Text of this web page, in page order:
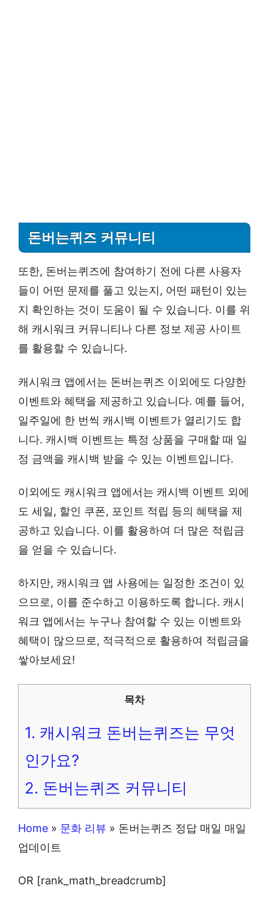
돈버는퀴즈 커뮤니티
또한, 돈버는퀴즈에 참여하기 전에 다른 사용자
들이 어떤 문제를 풀고 있는지, 어떤 패턴이 있는
지 확인하는 것이 도움이 될 수 있습니다. 이를 위
해 캐시워크 커뮤니티나 다른 정보 제공 사이트
를 활용할 수 있습니다.
캐시워크 앱에서는 돈버는퀴즈 이외에도 다양한
이벤트와 혜택을 제공하고 있습니다. 예를 들어,
일주일에 한 번씩 캐시백 이벤트가 열리기도 합
니다. 캐시백 이벤트는 특정 상품을 구매할 때 일
정 금액을 캐시백 받을 수 있는 이벤트입니다.
이외에도 캐시워크 앱에서는 캐시백 이벤트 외에
도 세일, 할인 쿠폰, 포인트 적립 등의 혜택을 제
공하고 있습니다. 이를 활용하여 더 많은 적립금
을 얻을 수 있습니다.
하지만, 캐시워크 앱 사용에는 일정한 조건이 있
으므로, 이를 준수하고 이용하도록 합니다. 캐시
워크 앱에서는 누구나 참여할 수 있는 이벤트와
혜택이 많으므로, 적극적으로 활용하여 적립금을
쌓아보세요!
목차
1. 캐시워크 돈버는퀴즈는 무엇
인가요?
2. 돈버는퀴즈 커뮤니티
Home » 문화 리뷰 » 돈버는퀴즈 정답 매일 매일
업데이트
OR [rank_math_breadcrumb]